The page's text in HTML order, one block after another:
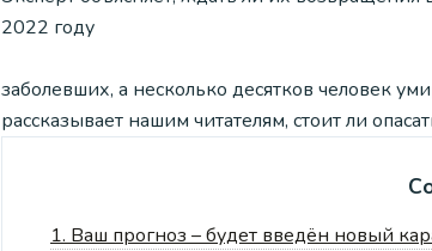
заболевших, а несколько десятков человек
рассказывает нашим читателям, стоит ли
1. Ваш прогноз – будет введён новый